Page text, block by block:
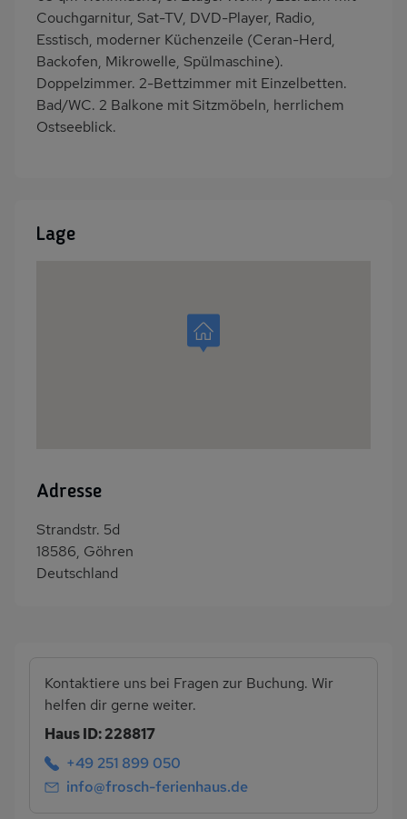
Couchgarnitur, Sat-TV, DVD-Player, Radio,
Esstisch, moderner Küchenzeile (Ceran-Herd,
Backofen, Mikrowelle, Spülmaschine).
Doppelzimmer. 2-Bettzimmer mit Einzelbetten.
Bad/WC. 2 Balkone mit Sitzmöbeln, herrlichem
Ostseeblick.
Lage
Adresse
Strandstr. 5d
18586, Göhren
Deutschland
Kontaktiere uns bei Fragen zur Buchung. Wir
helfen dir gerne weiter.
Haus ID: 228817
+49 251 899 050
info@frosch-ferienhaus.de